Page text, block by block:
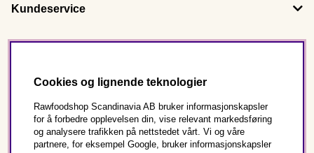
Kundeservice
Dette er Rawfoodshop
Cookies og lignende teknologier
Rawfoodshop Scandinavia AB bruker informasjonskapsler
for å forbedre opplevelsen din, vise relevant markedsføring
og analysere trafikken på nettstedet vårt. Vi og våre
partnere, for eksempel Google, bruker informasjonskapsler